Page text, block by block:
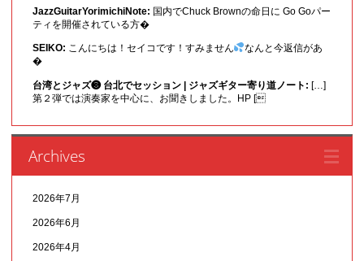
JazzGuitarYorimichiNote: 国内でChuck Brownの命日に Go Goパー
ティを開催されている方�
SEIKO: こんにちは！セイコです！すみません
なんと今返信があ
�
台湾とジャズ❸ 台北でセッション | ジャズギター寄り道ノート: […]
第２弾では演奏家を中心に、お聞きしました。HP [
Archives
2026年7月
2026年6月
2026年4月